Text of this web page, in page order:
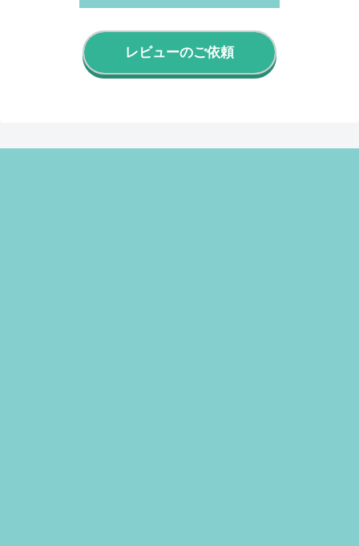
レビューのご依頼